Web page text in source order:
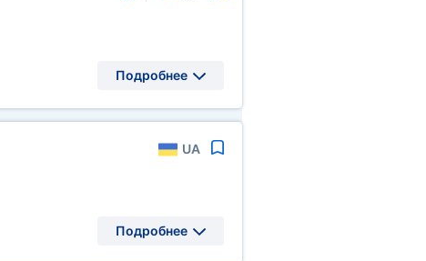
Подробнее
UA
Подробнее